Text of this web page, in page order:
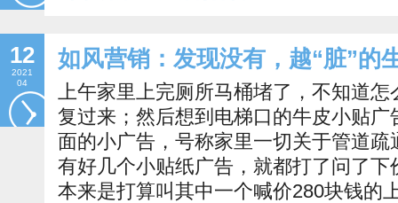
12
2021
04
如风营销：发现没有，越“脏”的
上午家里上完厕所马桶堵了，不知道
复过来；然后想到电梯口的牛皮小贴
面的小广告，号称家里一切关于管道
有好几个小贴纸广告，就都打了问了
本来是打算叫其中一个喊价280块钱的